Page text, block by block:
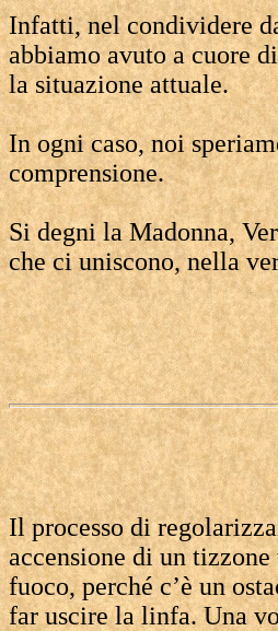
Infatti, nel condividere
abbiamo avuto a cuore
la situazione attuale.
In ogni caso, noi
comprensione.
Si degni la Madonna,
che ci uniscono, nella
Il processo di
accensione di un
fuoco, perché c’è un
far uscire la linfa. Una